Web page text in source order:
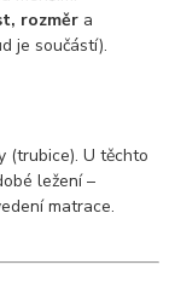
rozměr a
je součástí).
(trubice). U těchto
ležení –
matrace.